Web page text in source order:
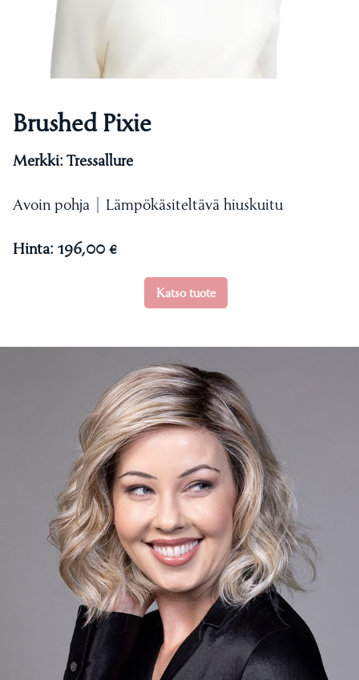
Brushed Pixie
Merkki: Tressallure
Avoin pohja | Lämpökäsiteltävä hiuskuitu
Hinta: 196,00 €
Katso tuote